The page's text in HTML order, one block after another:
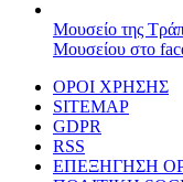
Μουσείο της
Μουσείου στο
ΟΡΟΙ ΧΡΗΣΗΣ
SITEMAP
GDPR
RSS
ΕΠΕΞΗΓΗΣΗ